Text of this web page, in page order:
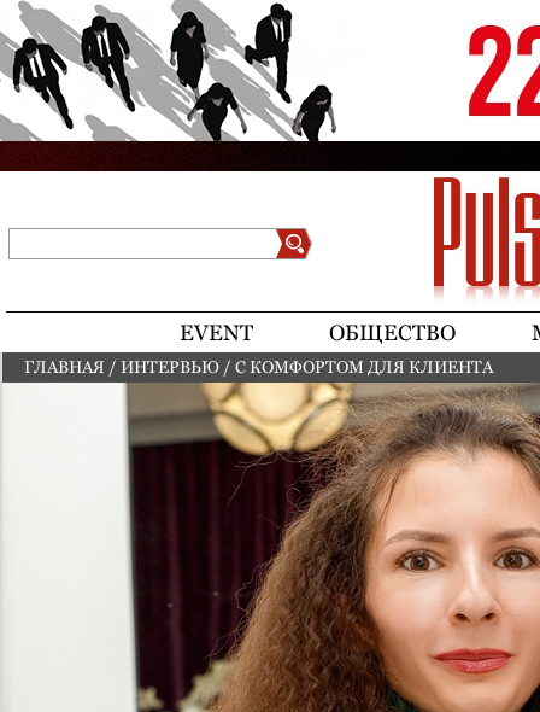
Jump to navigation
EVENT ОБЩЕСТВО
ГЛАВНАЯ / ИНТЕРВЬЮ / С КОМФОРТОМ ДЛЯ КЛИЕНТА